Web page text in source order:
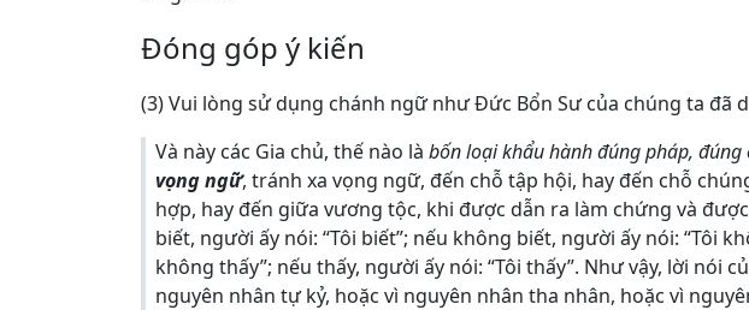
Đóng góp ý kiến
(3) Vui lòng sử dụng chánh ngữ như Đức Bổn Sư của chúng ta đã
Và này các Gia chủ, thế nào là bốn loại khẩu hành đúng pháp, đúng
vọng ngữ, tránh xa vọng ngữ, đến chỗ tập hội, hay đến chỗ
hợp, hay đến giữa vương tộc, khi được dẫn ra làm chứng và
biết, người ấy nói: “Tôi biết”; nếu không biết, người ấy nói: “Tôi
không thấy”; nếu thấy, người ấy nói: “Tôi thấy”. Như vậy, lời nói
nguyên nhân tự kỷ, hoặc vì nguyên nhân tha nhân, hoặc vì